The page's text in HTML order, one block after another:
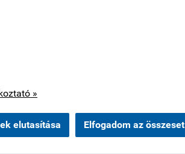
»
elutasítása Elfogadom az összeset